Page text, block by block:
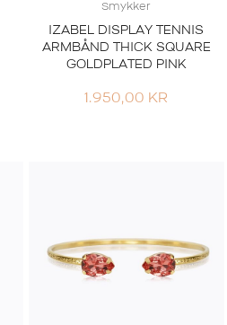
Smykker
IZABEL DISPLAY TENNIS
ARMBÅND THICK SQUARE
GOLDPLATED PINK
1.950,00 KR